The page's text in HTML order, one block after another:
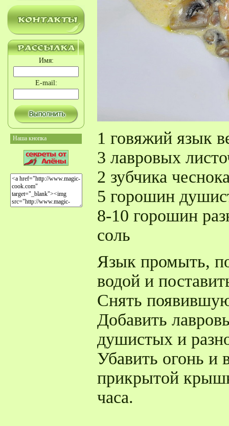
Имя:
E-mail:
Наша кнопка
1 говяжий язык
3 лавровых
2 зубчика
5 горошин
8-10 горошин
соль
Язык промыть,
водой и
Снять
Добавить
душистых и
Убавить огонь и
прикрытой
часа.